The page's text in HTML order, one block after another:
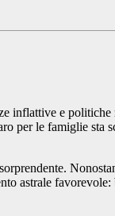
inflattive e
per le famiglie sta
astrale